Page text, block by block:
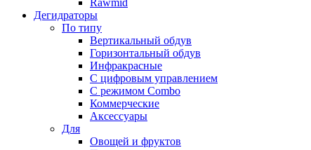
Rawmid
Дегидраторы
По типу
Вертикальный обдув
Горизонтальный обдув
Инфракрасные
С цифровым управлением
С режимом Combo
Коммерческие
Аксессуары
Для
Овощей и фруктов